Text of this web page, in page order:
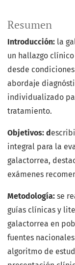
Resumen
Introducción: la
un hallazgo
desde
abordaje
individualizado
tratamiento.
Objetivos: d
integral para la
galactorrea,
exámenes
Metodología: se
guías clínicas y
galactorrea en
fuentes
algoritmo de